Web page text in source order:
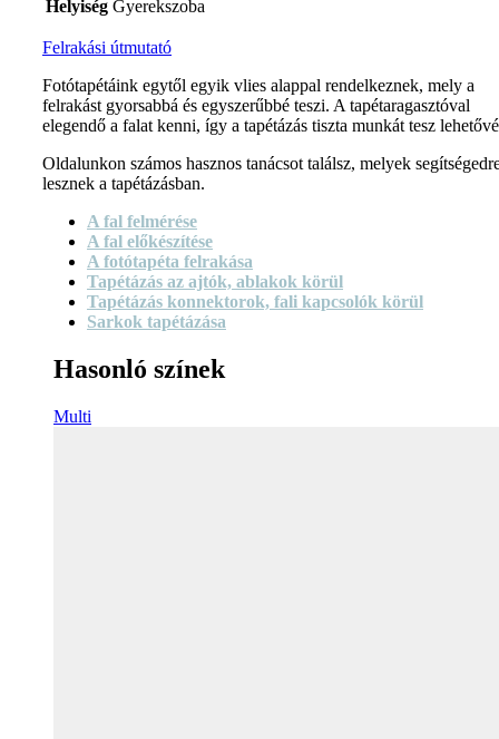
Helyiség Gyerekszoba
Felrakási útmutató
Fotótapétáink egytől egyik vlies alappal rendelkeznek, mely a
felrakást gyorsabbá és egyszerűbbé teszi. A tapétaragasztóval
elegendő a falat kenni, így a tapétázás tiszta munkát tesz
Oldalunkon számos hasznos tanácsot találsz, melyek
lesznek a tapétázásban.
A fal felmérése
A fal előkészítése
A fotótapéta felrakása
Tapétázás az ajtók, ablakok körül
Tapétázás konnektorok, fali kapcsolók körül
Sarkok tapétázása
Hasonló színek
Multi